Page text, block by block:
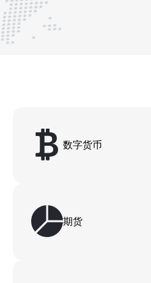
数字货币
期货